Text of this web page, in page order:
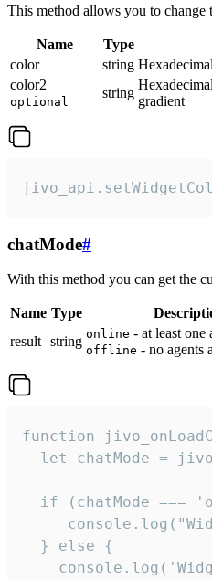
This method allows you to change
Name Type
color
string
color2
optional
string
gradient
chatMode#
With this method you can get the
Name Type
result string online - at least one
offline - no agents
function
let chatMode =
if (chatMode ===
  } else {